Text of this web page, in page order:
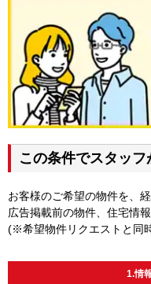
この条件でスタッ
お客様のご希望の物件を、
広告掲載前の物件、住宅情
(※希望物件リクエストと同
1.情